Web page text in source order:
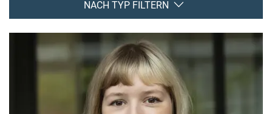
NACH TYP FILTERN